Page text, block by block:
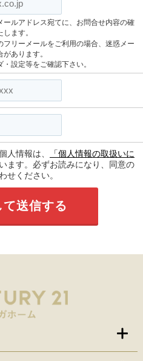
ルアドレス宛てに、お問合せ内容の確
ます。
リーメールをご利用の場合、迷惑メー
あります。
設定等をご確認下さい。
人情報は、
「個人情報の取扱いに
ます。必ずお読みになり、同意の
せください。
て送信する